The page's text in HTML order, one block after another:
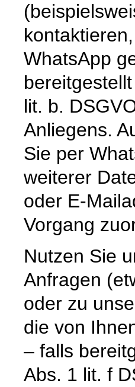
WhatsApp
lit. b.
Anliegens.
Sie per
weiterer
oder E-
Vorgang
Nutzen Sie
Anfragen
oder zu
die von
– falls
Abs. 1 lit. f